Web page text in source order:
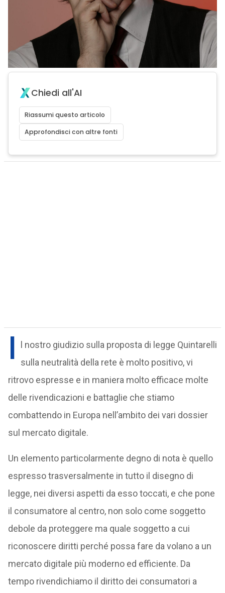
Chiedi all'AI
Riassumi questo articolo
Approfondisci con altre fonti
I
l nostro giudizio sulla proposta di legge Quintarelli
sulla neutralità della rete è molto positivo, vi
ritrovo espresse e in maniera molto efficace molte
delle rivendicazioni e battaglie che stiamo
combattendo in Europa nell’ambito dei vari dossier
sul mercato digitale.
Un elemento particolarmente degno di nota è quello
espresso trasversalmente in tutto il disegno di
legge, nei diversi aspetti da esso toccati, e che pone
il consumatore al centro, non solo come soggetto
debole da proteggere ma quale soggetto a cui
riconoscere diritti perché possa fare da volano a un
mercato digitale più moderno ed efficiente. Da
tempo rivendichiamo il diritto dei consumatori a